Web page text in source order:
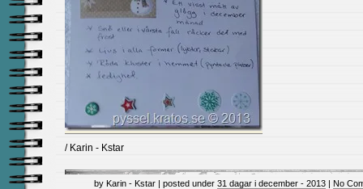
/ Karin - Kstar
by Karin - Kstar | posted under 31 dagar i december - 2013 | No